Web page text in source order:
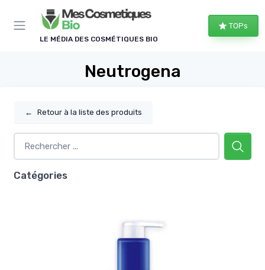
LE MÉDIA DES COSMÉTIQUES BIO
TOPs
Neutrogena
← Retour à la liste des produits
Catégories
Panneau de gestion des cookies